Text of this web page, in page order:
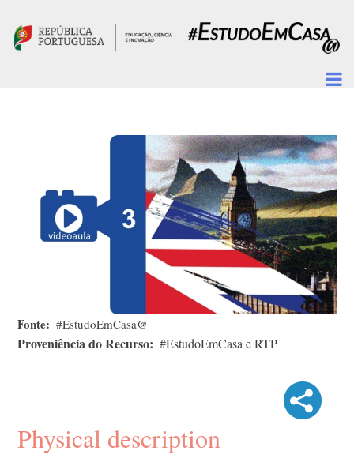
Fonte #EstudoEmCasa@
Proveniência do Recurso #EstudoEmCasa e RTP
Physical description